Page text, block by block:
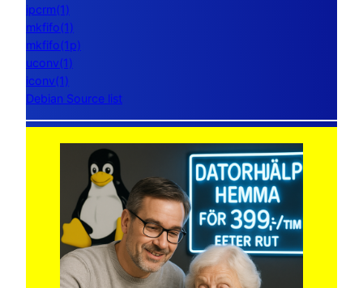
ipcrm(1)
mkfifo(1)
mkfifo(1p)
uconv(1)
iconv(1)
Debian Source list